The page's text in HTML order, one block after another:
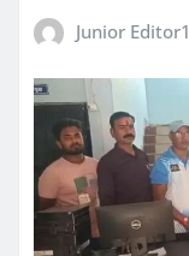
Junior Editor1